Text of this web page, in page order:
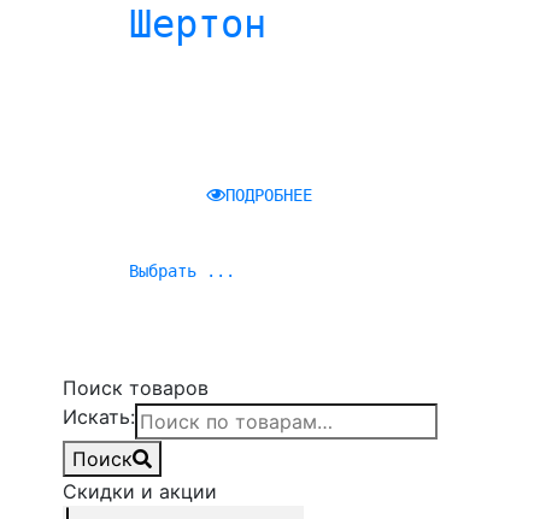
Шертон
ПОДРОБНЕЕ
Выбрать ...
Поиск товаров
Искать:
Поиск
Скидки и акции